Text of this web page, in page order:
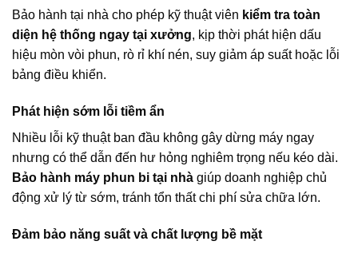
Bảo hành tại nhà cho phép kỹ thuật viên kiểm tra toàn
diện hệ thống ngay tại xưởng, kịp thời phát hiện dấu
hiệu mòn vòi phun, rò rỉ khí nén, suy giảm áp suất hoặc lỗi
bảng điều khiển.
Phát hiện sớm lỗi tiềm ẩn
Nhiều lỗi kỹ thuật ban đầu không gây dừng máy ngay
nhưng có thể dẫn đến hư hỏng nghiêm trọng nếu kéo dài.
Bảo hành máy phun bi tại nhà giúp doanh nghiệp chủ
động xử lý từ sớm, tránh tổn thất chi phí sửa chữa lớn.
Đảm bảo năng suất và chất lượng bề mặt